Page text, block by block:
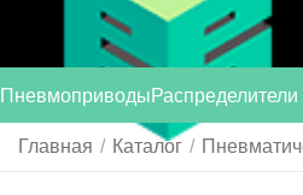
Пневмоприводы
Главная / Каталог /